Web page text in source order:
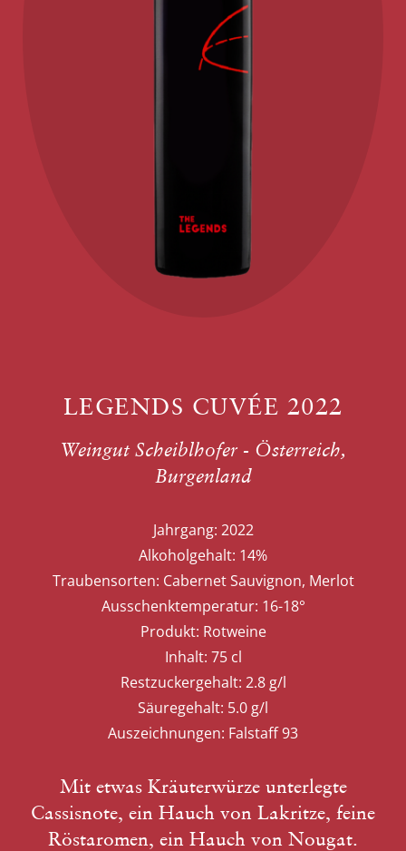
LEGENDS CUVÉE 2022
Weingut Scheiblhofer - Österreich,
Burgenland
Jahrgang: 2022
Alkoholgehalt: 14%
Traubensorten: Cabernet Sauvignon, Merlot
Ausschenktemperatur: 16-18°
Produkt: Rotweine
Inhalt: 75 cl
Restzuckergehalt: 2.8 g/l
Säuregehalt: 5.0 g/l
Auszeichnungen: Falstaff 93
Mit etwas Kräuterwürze unterlegte
Cassisnote, ein Hauch von Lakritze, feine
Röstaromen, ein Hauch von Nougat.